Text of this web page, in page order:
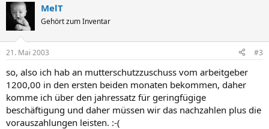
MelT
Gehört zum Inventar
21. Mai 2003 #3
so, also ich hab an mutterschutzzuschuss vom arbeitgeber
1200,00 in den ersten beiden monaten bekommen, daher
komme ich über den jahressatz für geringfügige
beschäftigung und daher müssen wir das nachzahlen plus die
vorauszahlungen leisten. :-(